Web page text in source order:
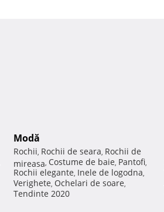
Modă
Rochii, Rochii de seara, Rochii de
mireasa, Costume de baie, Pantofi,
Rochii elegante, Inele de logodna,
Verighete, Ochelari de soare,
Tendinte 2020